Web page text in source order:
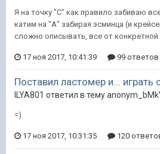
Я на точку "С" как правило забиваю
катим на "А" забирая эсминца (и
сложно описывать, все от
17 ноя 2017, 10:41:39 99 ответов
Поставил ластомер и... играть
ILYA801 ответил в тему
=)
17 ноя 2017, 10:31:35 120